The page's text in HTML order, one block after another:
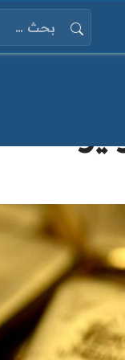
البحث عن: